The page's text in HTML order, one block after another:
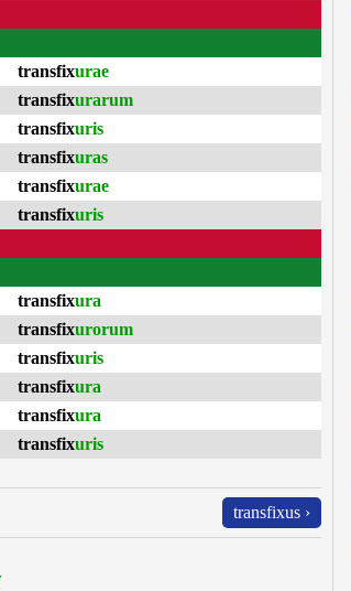
transfixurae
transfixurarum
transfixuris
transfixuras
transfixurae
transfixuris
transfixura
transfixurorum
transfixuris
transfixura
transfixura
transfixuris
transfixus ›